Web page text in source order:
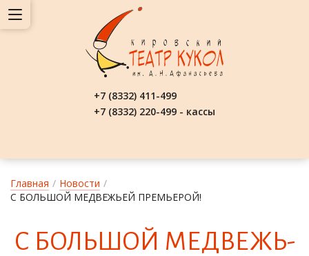
+7 (8332) 411-499
+7 (8332) 220-499 - кассы
Главная / Новости /
С БОЛЬШОЙ МЕДВЕЖЬЕЙ ПРЕМЬЕРОЙ!
С БОЛЬ­ШОЙ МЕД­ВЕЖЬ­